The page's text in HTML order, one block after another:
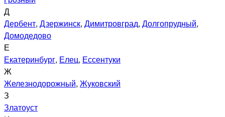
Д
Дербент, Дзержинск, Димитровград, Долгопрудный,
Домодедово
Е
Екатеринбург, Елец, Ессентуки
Ж
Железнодорожный, Жуковский
З
Златоуст